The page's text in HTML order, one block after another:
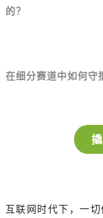
的？
在细分赛道中如何守
互联网时代下，一